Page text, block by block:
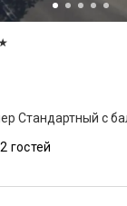
гостей